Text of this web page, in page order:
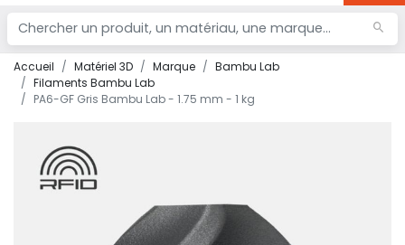
Accueil Matériel 3D Marque
Bambu Lab
Filaments Bambu Lab
PA6-GF Gris Bambu Lab - 1.75 mm - 1 kg